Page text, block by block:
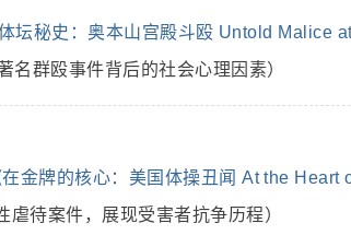
坛秘史：奥本山宫殿斗殴 Untold Malice
名群殴事件背后的社会心理因素）
金牌的核心：美国体操丑闻 At the
虐待案件，展现受害者抗争历程）